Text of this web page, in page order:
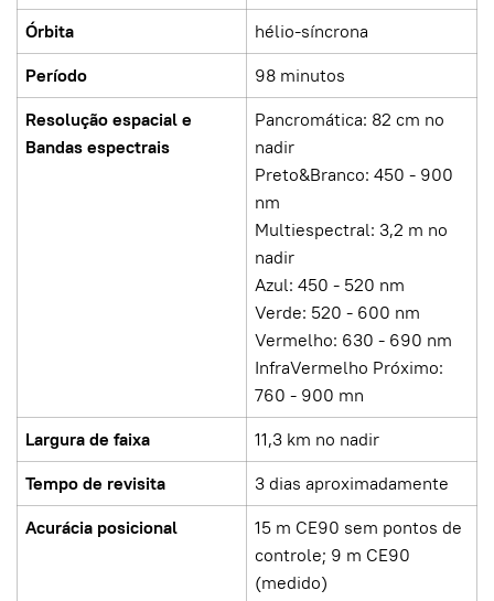
Órbita
hélio-síncrona
Período
98 minutos
Resolução espacial e
Bandas espectrais
Pancromática: 82 cm no
nadir
Preto&Branco: 450 - 900
nm
Multiespectral: 3,2 m no
nadir
Azul: 450 - 520 nm
Verde: 520 - 600 nm
Vermelho: 630 - 690 nm
InfraVermelho Próximo:
760 - 900 mn
Largura de faixa
11,3 km no nadir
Tempo de revisita
3 dias aproximadamente
Acurácia posicional
15 m CE90 sem pontos de
controle; 9 m CE90
(medido)